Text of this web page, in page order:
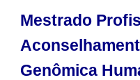
Mestrado
Genômica